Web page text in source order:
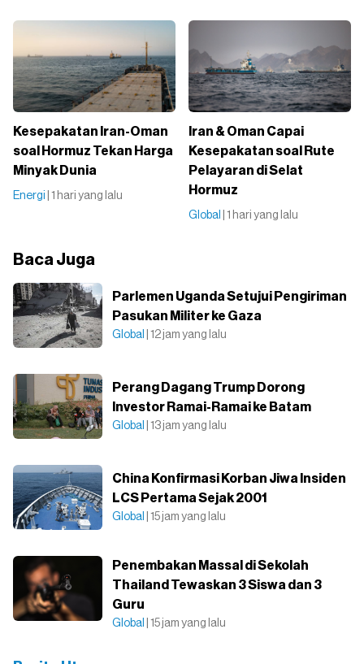
Kesepakatan Iran-Oman
soal Hormuz Tekan Harga
Minyak Dunia
Energi | 1 hari yang lalu
Iran & Oman Capai
Kesepakatan soal Rute
Pelayaran di Selat
Hormuz
Global | 1 hari yang lalu
Baca Juga
Parlemen Uganda Setujui Pengiriman
Pasukan Militer ke Gaza
Global | 12 jam yang lalu
Perang Dagang Trump Dorong
Investor Ramai-Ramai ke Batam
Global | 13 jam yang lalu
China Konfirmasi Korban Jiwa Insiden
LCS Pertama Sejak 2001
Global | 15 jam yang lalu
Penembakan Massal di Sekolah
Thailand Tewaskan 3 Siswa dan 3
Guru
Global | 15 jam yang lalu